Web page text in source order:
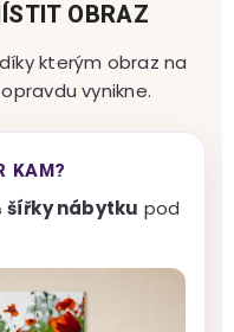
OBRAZ
kterým obraz na
vynikne.
KAM?
šířky nábytku pod